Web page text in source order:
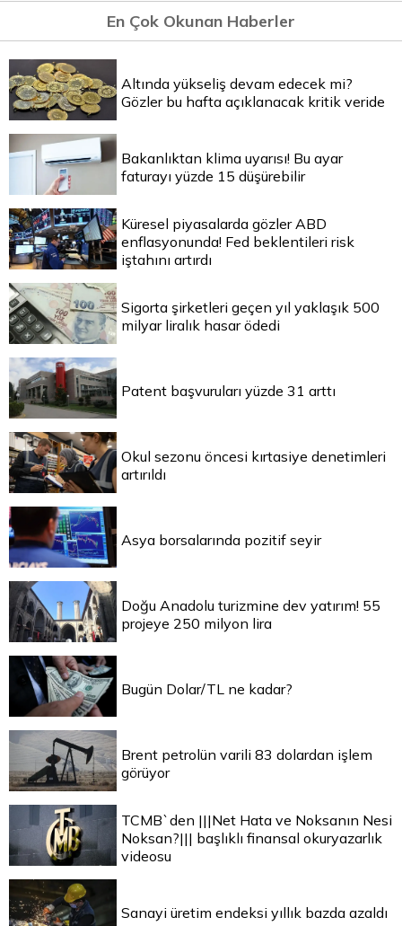
En Çok Okunan Haberler
Altında yükseliş devam edecek mi?
Gözler bu hafta açıklanacak kritik veride
Bakanlıktan klima uyarısı! Bu ayar
faturayı yüzde 15 düşürebilir
Küresel piyasalarda gözler ABD
enflasyonunda! Fed beklentileri risk
iştahını artırdı
Sigorta şirketleri geçen yıl yaklaşık 500
milyar liralık hasar ödedi
Patent başvuruları yüzde 31 arttı
Okul sezonu öncesi kırtasiye denetimleri
artırıldı
Asya borsalarında pozitif seyir
Doğu Anadolu turizmine dev yatırım! 55
projeye 250 milyon lira
Bugün Dolar/TL ne kadar?
Brent petrolün varili 83 dolardan işlem
görüyor
TCMB`den |||Net Hata ve Noksanın Nesi
Noksan?||| başlıklı finansal okuryazarlık
videosu
Sanayi üretim endeksi yıllık bazda azaldı